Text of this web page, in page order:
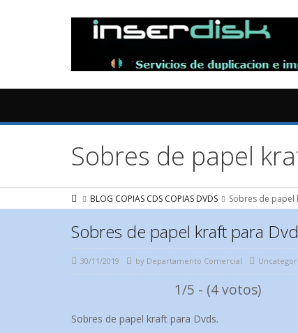
Sobres de papel
BLOG COPIAS CDS COPIAS DVDS Sobres de papel
Sobres de papel kraft para
30/11/2019 by Departamento Comercial
1/5 - (4 votos)
Sobres de papel kraft para Dvds.